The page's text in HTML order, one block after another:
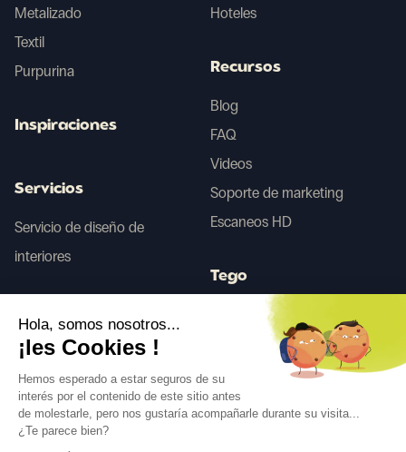
Síguenos
Metalizado
Textil
Purpurina
Inspiraciones
Servicios
Servicio de diseño de
interiores
Hoteles
Recursos
Blog
FAQ
Videos
Soporte de marketing
Escaneos HD
Tego
Antes/Después IA
Hola, somos nosotros...
¡les Cookies !
Hemos esperado a estar seguros de su
interés por el contenido de este sitio antes
de molestarle, pero nos gustaría acompañarle durante su visita...
¿Te parece bien?